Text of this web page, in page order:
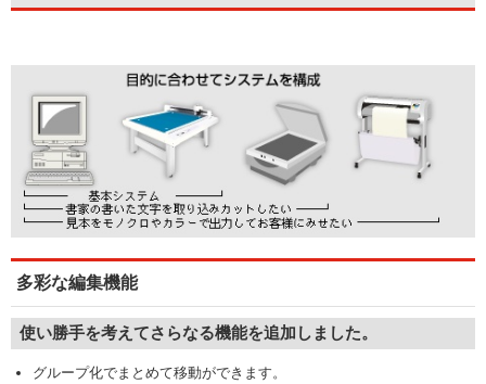
多彩な編集機能
使い勝手を考えてさらなる機能を追加しました。
グループ化でまとめて移動ができます。